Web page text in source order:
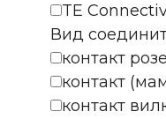
TE
Вид
контакт
контакт
контакт